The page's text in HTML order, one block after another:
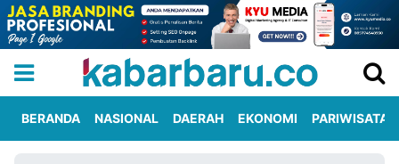
BERANDA NASIONAL DAERAH EKONOMI PARIWISATA